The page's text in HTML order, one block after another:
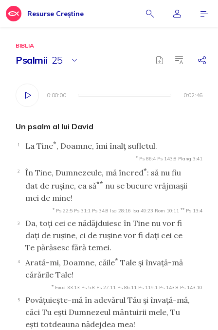
Resurse Creștine
BIBLIA
Psalmii 25
0:00:00 0:02:46
0:00:00 0:02:46
Un psalm al lui David
1 La Tine*, Doamne, îmi înalţ sufletul.
* Ps 86:4 Ps 143:8 Plang 3:41
2 În Tine, Dumnezeule, mă încred*: să nu fiu
dat de ruşine, ca să** nu se bucure vrăjmaşii
mei de mine!
* Ps 22:5 Ps 31:1 Ps 34:8 Isa 28:16 Isa 49:23 Rom 10:11 ** Ps 13:4
3
Da, toţi cei ce nădăjduiesc în Tine nu vor fi
daţi de ruşine, ci de ruşine vor fi daţi cei ce
Te părăsesc fără temei.
4 Arată-mi, Doamne, căile* Tale şi învaţă-mă
cărările Tale!
* Exod 33:13 Ps 5:8 Ps 27:11 Ps 86:11 Ps 119:1 Ps 143:8 Ps 143:10
5
Povăţuieşte-mă în adevărul Tău şi învaţă-mă,
căci Tu eşti Dumnezeul mântuirii mele, Tu
eşti totdeauna nădejdea mea!